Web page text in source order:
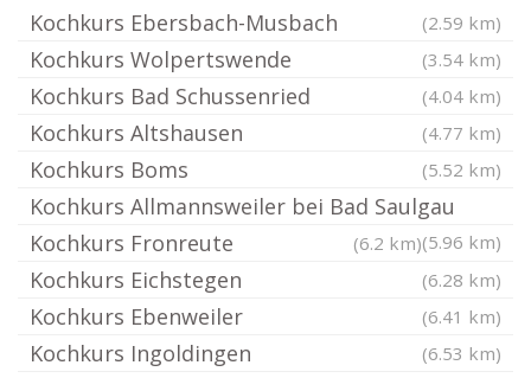
Kochkurs Ebersbach-Musbach (2.59 km)
Kochkurs Wolpertswende (3.54 km)
Kochkurs Bad Schussenried (4.04 km)
Kochkurs Altshausen (4.77 km)
Kochkurs Boms (5.52 km)
Kochkurs Allmannsweiler bei Bad Saulgau
(5.96 km)
Kochkurs Fronreute (6.2 km)
Kochkurs Eichstegen (6.28 km)
Kochkurs Ebenweiler (6.41 km)
Kochkurs Ingoldingen (6.53 km)